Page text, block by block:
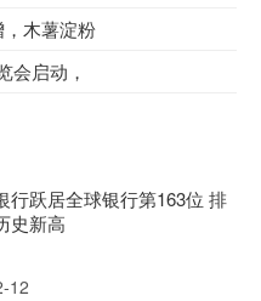
木薯淀粉
会启动，
行跃居全球银行第163位 排
史新高
12